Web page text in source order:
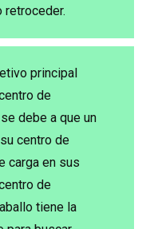
retroceder.
principal
de
debe a que un
centro de
carga en sus
de
tiene la